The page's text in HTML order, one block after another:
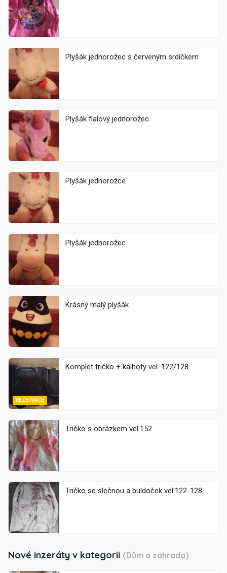
Plyšák jednorožec s červeným srdíčkem
Plyšák fialový jednorožec
Plyšák jednorožce
Plyšák jednorožec
Krásný malý plyšák
REZERVACE
Komplet tričko + kalhoty vel. 122/128
Tričko s obrázkem vel.152
Tričko se slečnou a buldoček vel.122-128
Nové inzeráty v kategorii (Dům a zahrada)